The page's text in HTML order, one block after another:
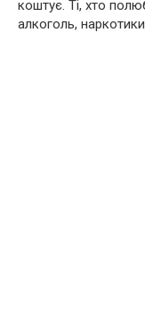
коштує. Ті, хто
алкоголь,